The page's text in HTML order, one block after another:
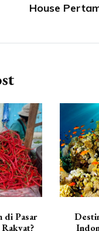
House
di Pasar